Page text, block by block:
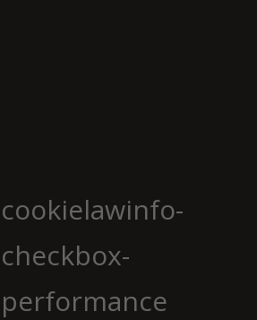
cookielawinfo-
checkbox-
performance